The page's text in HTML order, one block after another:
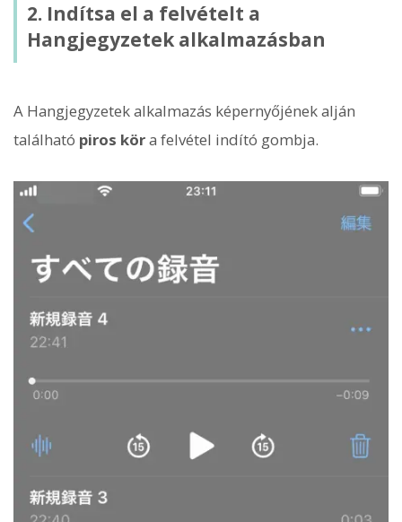
2. Indítsa el a felvételt a
Hangjegyzetek alkalmazásban
A Hangjegyzetek alkalmazás képernyőjének alján
található piros köra felvétel indító gombja.